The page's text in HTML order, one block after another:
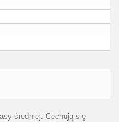
średniej. Cechują się